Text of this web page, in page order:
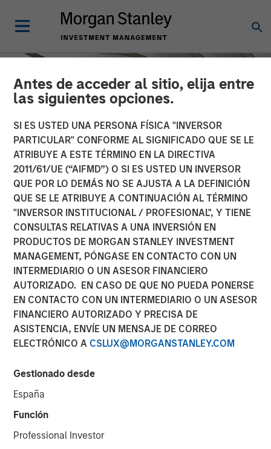
Antes de acceder al sitio, elija entre
las siguientes opciones.
SI ES USTED UNA PERSONA FÍSICA "INVERSOR
PARTICULAR" CONFORME AL SIGNIFICADO QUE SE LE
ATRIBUYE A ESTE TÉRMINO EN LA DIRECTIVA
2011/61/UE (“AIFMD”) O SI ES USTED UN INVERSOR
QUE POR LO DEMÁS NO SE AJUSTA A LA DEFINICIÓN
QUE SE LE ATRIBUYE A CONTINUACIÓN AL TÉRMINO
"INVERSOR INSTITUCIONAL / PROFESIONAL", Y TIENE
CONSULTAS RELATIVAS A UNA INVERSIÓN EN
PRODUCTOS DE MORGAN STANLEY INVESTMENT
MANAGEMENT, PÓNGASE EN CONTACTO CON UN
INTERMEDIARIO O UN ASESOR FINANCIERO
AUTORIZADO. EN CASO DE QUE NO PUEDA PONERSE
EN CONTACTO CON UN INTERMEDIARIO O UN ASESOR
FINANCIERO AUTORIZADO Y PRECISA DE
ASISTENCIA, ENVÍE UN MENSAJE DE CORREO
ELECTRÓNICO A CSLUX@MORGANSTANLEY.COM
Gestionado desde
España
Función
Professional Investor
INSIGHTS
Broad Markets Fixed
Income Multisector
Playbook
14 ENERO 2026
The Authors
Vishal Khanduja, CFA